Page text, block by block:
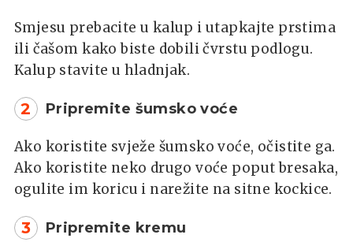
Smjesu prebacite u kalup i utapkajte prstima
ili čašom kako biste dobili čvrstu podlogu.
Kalup stavite u hladnjak.
2 Pripremite šumsko voće
Ako koristite svježe šumsko voće, očistite ga.
Ako koristite neko drugo voće poput bresaka,
ogulite im koricu i narežite na sitne kockice.
3 Pripremite kremu